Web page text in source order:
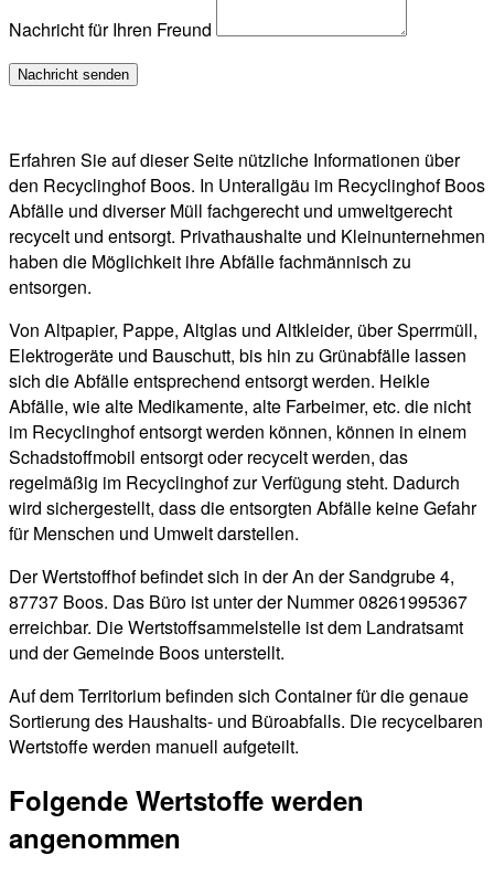
Nachricht für Ihren Freund
Erfahren Sie auf dieser Seite nützliche Informationen über
den Recyclinghof Boos. In Unterallgäu im Recyclinghof Boos
Abfälle und diverser Müll fachgerecht und umweltgerecht
recycelt und entsorgt. Privathaushalte und Kleinunternehmen
haben die Möglichkeit ihre Abfälle fachmännisch zu
entsorgen.
Von Altpapier, Pappe, Altglas und Altkleider, über Sperrmüll,
Elektrogeräte und Bauschutt, bis hin zu Grünabfälle lassen
sich die Abfälle entsprechend entsorgt werden. Heikle
Abfälle, wie alte Medikamente, alte Farbeimer, etc. die nicht
im Recyclinghof entsorgt werden können, können in einem
Schadstoffmobil entsorgt oder recycelt werden, das
regelmäßig im Recyclinghof zur Verfügung steht. Dadurch
wird sichergestellt, dass die entsorgten Abfälle keine Gefahr
für Menschen und Umwelt darstellen.
Der Wertstoffhof befindet sich in der An der Sandgrube 4,
87737 Boos. Das Büro ist unter der Nummer 08261995367
erreichbar. Die Wertstoffsammelstelle ist dem Landratsamt
und der Gemeinde Boos unterstellt.
Auf dem Territorium befinden sich Container für die genaue
Sortierung des Haushalts- und Büroabfalls. Die recycelbaren
Wertstoffe werden manuell aufgeteilt.
Folgende Wertstoffe werden
angenommen